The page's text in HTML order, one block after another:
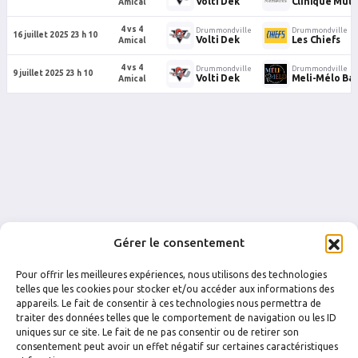
Gérer le consentement
Pour offrir les meilleures expériences, nous utilisons des technologies
telles que les cookies pour stocker et/ou accéder aux informations des
appareils. Le fait de consentir à ces technologies nous permettra de
traiter des données telles que le comportement de navigation ou les ID
uniques sur ce site. Le fait de ne pas consentir ou de retirer son
consentement peut avoir un effet négatif sur certaines caractéristiques
Amical
16 juillet 2025 23 h 10
4 vs 4
Amical
Drummondville
Volti Dek
Drummondville
Les Chiefs
9 juillet 2025 23 h 10
4 vs 4
Amical
Drummondville
Volti Dek
Drummondville
Meli-Mélo
FACEBOOK INSTAGRAM